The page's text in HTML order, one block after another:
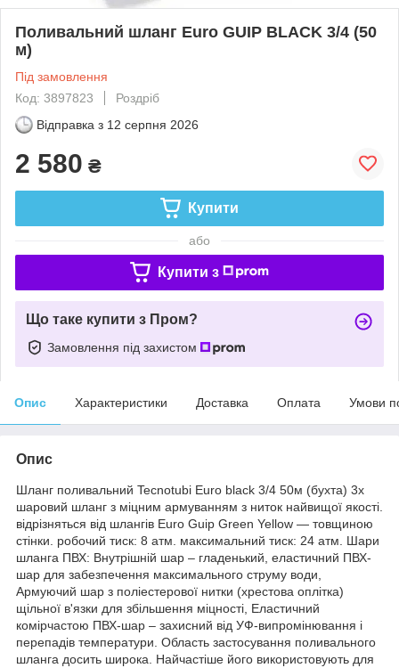
Поливальний шланг Euro GUIP BLACK 3/4 (50
м)
Під замовлення
Код: 3897823
Роздріб
Відправка з 12 серпня 2026
2 580 ₴
Купити
або
Купити з
Що таке купити з Пром?
Замовлення під захистом
Опис Характеристики Доставка Оплата Умови
Опис
Шланг поливальний Tecnotubi Euro black 3/4 50м (бухта) 3х
шаровий шланг з міцним армуванням з ниток найвищої якості.
відрізняться від шлангів Euro Guip Green Yellow ― товщиною
стінки. робочий тиск: 8 атм. максимальний тиск: 24 атм. Шари
шланга ПВХ: Внутрішній шар – гладенький, еластичний ПВХ-
шар для забезпечення максимального струму води,
Армуючий шар з поліестерової нитки (хрестова оплітка)
щільної в'язки для збільшення міцності, Еластичний
комірчастою ПВХ-шар – захисний від УФ-випромінювання і
перепадів температури. Область застосування поливального
шланга досить широка. Найчастіше його використовують для